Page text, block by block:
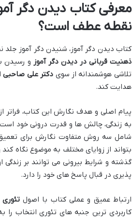
معرفی کتاب دیدن دگر
نقطه عطف است؟
کتاب دیدن دگر آموز، شنیدن دگر آموز
ذهنیت قربانی در دیدن دگر آموز و رسیدن
تلاشی هوشمندانه از سوی دکتر علی صاحبی
هدایت کند.
پیام اصلی و هدف نگارش این کتاب،
به زندگی، چالش ها و قدرت درونی خود
شامل سه روش متفاوت نگارش برای تعمیق
بتواند از زوایای مختلف به موضوع نگاه
گذشته و شرایط بیرونی می توانند بر
پذیری در قبال پاسخ های خود را دارد.
ارتباط عمیق و عملی کتاب با اصول
کاربردی ترین جنبه های تئوری انتخاب